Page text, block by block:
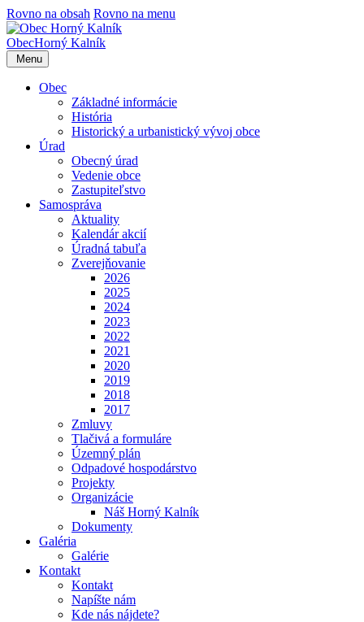
Rovno na obsah Rovno na menu
ObecHorný Kalník
Menu
Obec
Základné informácie
História
Historický a urbanistický vývoj obce
Úrad
Obecný úrad
Vedenie obce
Zastupiteľstvo
Samospráva
Aktuality
Kalendár akcií
Úradná tabuľa
Zverejňovanie
2026
2025
2024
2023
2022
2021
2020
2019
2018
2017
Zmluvy
Tlačivá a formuláre
Územný plán
Odpadové hospodárstvo
Projekty
Organizácie
Náš Horný Kalník
Dokumenty
Galéria
Galérie
Kontakt
Kontakt
Napíšte nám
Kde nás nájdete?